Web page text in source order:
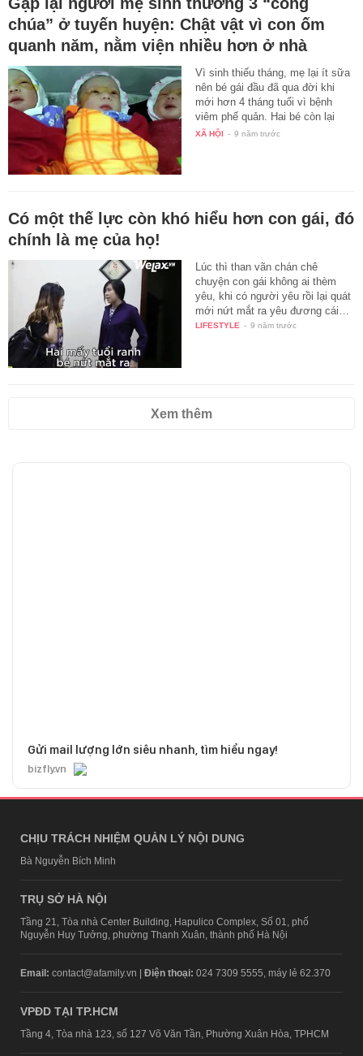
chúa” ở tuyến huyện: Chật vật vì con ốm
quanh năm, nằm viện nhiều hơn ở nhà
Vì sinh thiếu tháng, mẹ lại ít sữa
nên bé gái đầu đã qua đời khi
mới hơn 4 tháng tuổi vì bệnh
viêm phế quản. Hai bé còn lại
đã…
XÃ HỘI - 9 năm trước
Có một thế lực còn khó hiểu hơn con gái, đó
chính là mẹ của họ!
Lúc thì than vãn chán chê
chuyện con gái không ai thèm
yêu, khi có người yêu rồi lại quát
mới nứt mắt ra yêu đương cái…
LIFESTYLE - 9 năm trước
Xem thêm
Gửi mail lượng lớn siêu nhanh, tìm hiểu ngay!
bizfly.vn
CHỊU TRÁCH NHIỆM QUẢN LÝ NỘI DUNG
Bà Nguyễn Bích Minh
TRỤ SỞ HÀ NỘI
Tầng 21, Tòa nhà Center Building, Hapulico Complex, Số 01, phố
Nguyễn Huy Tưởng, phường Thanh Xuân, thành phố Hà Nội
Email: contact@afamily.vn | Điện thoại: 024 7309 5555, máy lẻ 62.370
VPĐD TẠI TP.HCM
Tầng 4, Tòa nhà 123, số 127 Võ Văn Tần, Phường Xuân Hòa, TPHCM